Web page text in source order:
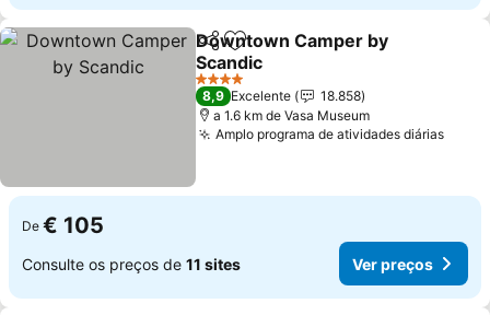
PartilharAdicionar aos favoritos
Downtown Camper by
Scandic
Ver preços
4 Estrelas
8,9 Excelente
18.858
a 1.6 km de Vasa Museum
Amplo programa de atividades diáriasVer
De € 105
Consulte os preços de 11 sites Ver preços